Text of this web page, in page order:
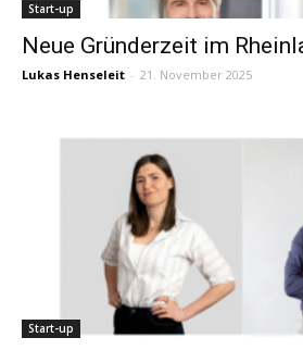
Start-up
Neue Gründerzeit im
Lukas Henseleit - 21. November 2025
Start-up